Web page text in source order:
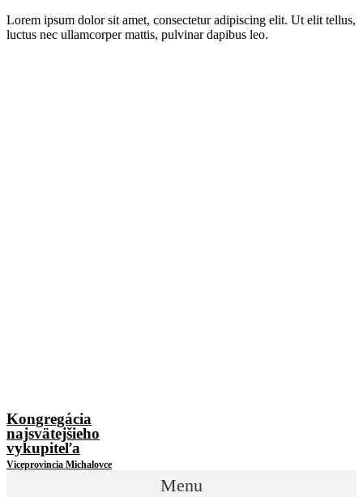
Lorem ipsum dolor sit amet, consectetur adipiscing elit. Ut elit tellus,
luctus nec ullamcorper mattis, pulvinar dapibus leo.
Kongregácia
najsvätejšieho
vykupiteľa
Viceprovincia Michalovce
Menu